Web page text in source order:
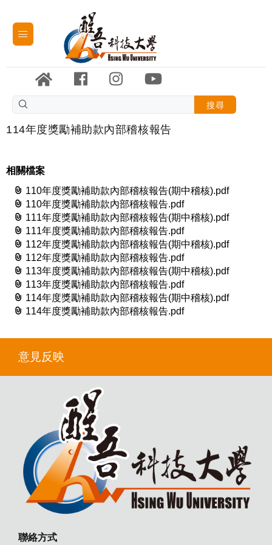
搜尋
114年度獎勵補助款內部稽核報告
相關檔案
110年度獎勵補助款內部稽核報告(期中稽核).pdf
110年度獎勵補助款內部稽核報告.pdf
111年度獎勵補助款內部稽核報告(期中稽核).pdf
111年度獎勵補助款內部稽核報告.pdf
112年度獎勵補助款內部稽核報告(期中稽核).pdf
112年度獎勵補助款內部稽核報告.pdf
113年度獎勵補助款內部稽核報告(期中稽核).pdf
113年度獎勵補助款內部稽核報告.pdf
114年度獎勵補助款內部稽核報告(期中稽核).pdf
114年度獎勵補助款內部稽核報告.pdf
意見反映
聯絡方式